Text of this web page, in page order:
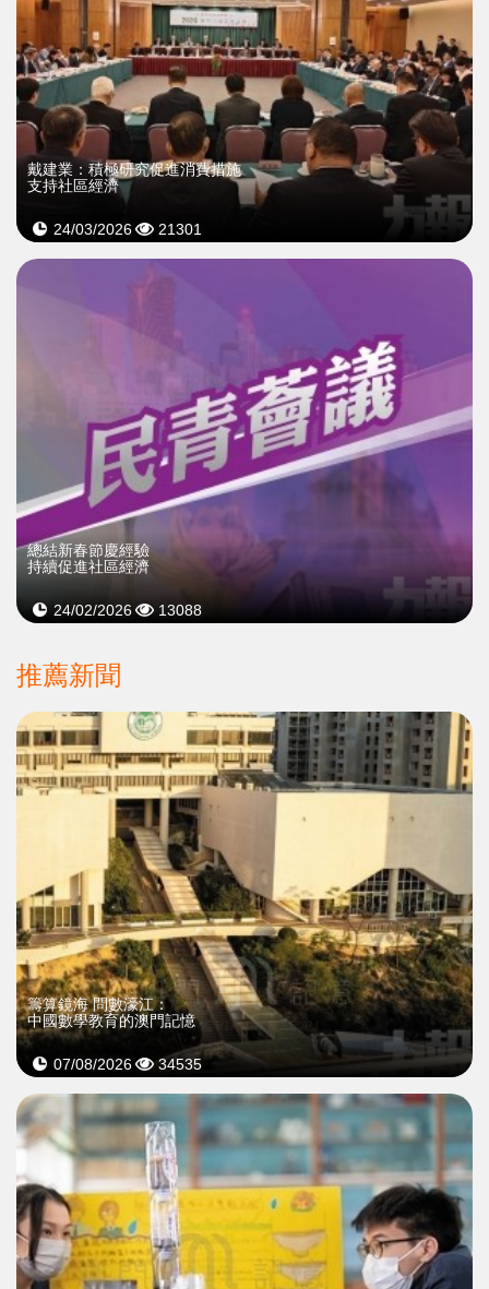
戴建業：積極研究促進消費措施
支持社區經濟
24/03/2026 21301
總結新春節慶經驗
持續促進社區經濟
24/02/2026 13088
推薦新聞
籌算鏡海 問數濠江：
中國數學教育的澳門記憶
07/08/2026 34535